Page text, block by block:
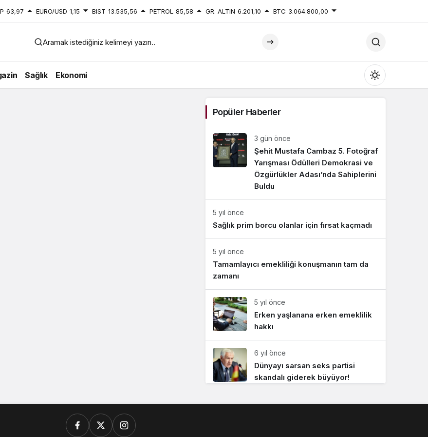
63,97 EURO/USD 1,15 BIST 13.535,56 PETROL 85,58 GR. ALTIN 6.201,10 BTC 3.064.800,00
Aramak istediğiniz kelimeyi yazın..
Sağlık Ekonomi
Mod
değiştir
Gündüz Modu
Gündüz modunu seçin.
Gece Modu
Gece modunu seçin.
Sistem Modu
Sistem modunu seçin.
Popüler Haberler
3 gün önce
Şehit Mustafa Cambaz 5. Fotoğraf
Yarışması Ödülleri Demokrasi ve
Özgürlükler Adası’nda Sahiplerini
Buldu
5 yıl önce
Sağlık prim borcu olanlar için fırsat kaçmadı
5 yıl önce
Tamamlayıcı emekliliği konuşmanın tam da
zamanı
5 yıl önce
Erken yaşlanana erken emeklilik
hakkı
6 yıl önce
Dünyayı sarsan seks partisi
skandalı giderek büyüyor!